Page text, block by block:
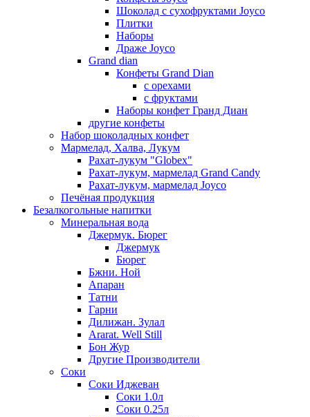
Шоколад с сухофруктами Joyco
Плитки
Наборы
Драже Joyco
Grand dian
Конфеты Grand Dian
с орехами
с фруктами
Наборы конфет Гранд Диан
другие конфеты
Набор шоколадных конфет
Мармелад, Халва, Лукум
Рахат-лукум "Globex"
Рахат-лукум, мармелад Grand Candy
Рахат-лукум, мармелад Joyco
Печёная продукция
Безалкогольные напитки
Минеральная вода
Джермук. Бюрег
Джермук
Бюрег
Бжни. Ной
Апаран
Татни
Гарни
Дилижан. Зулал
Ararat. Well Still
Бон Жур
Другие Производители
Соки
Соки Иджеван
Соки 1.0л
Соки 0.25л